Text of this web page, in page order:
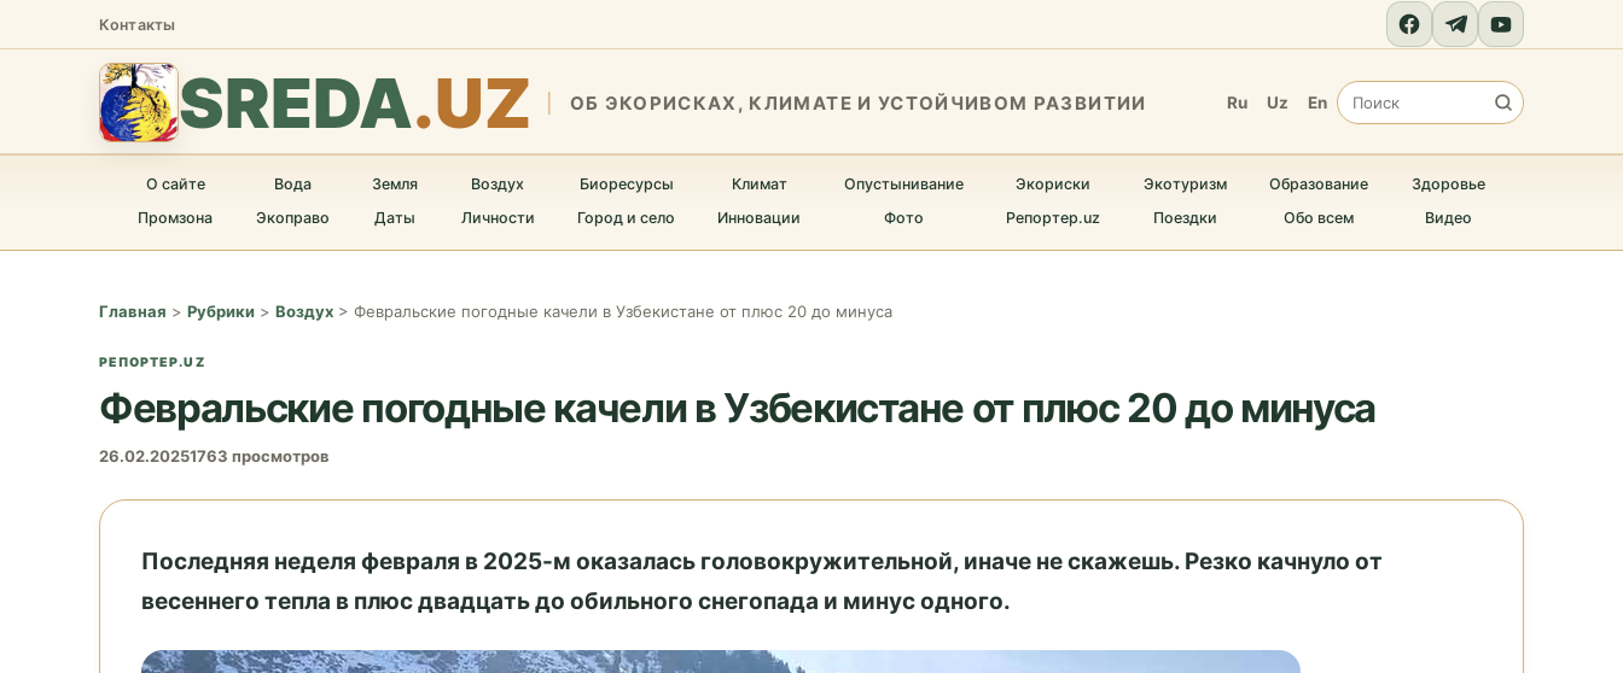
Контакты
SREDA.UZ ОБ ЭКОРИСКАХ, КЛИМАТЕ И УСТОЙЧИВОМ РАЗВИТИИ Ru Uz En
О сайте Вода Земля Воздух Биоресурсы Климат Опустынивание Экориски Экотуризм Образование
Здоровье
Промзона
Экоправо Даты Личности Город и село Инновации Фото Репортер.uz Поездки Обо всем Видео
Главная > Рубрики > Воздух > Февральские погодные качели в Узбекистане от плюс 20 до минуса
РЕПОРТЕР.UZ
Февральские погодные качели в Узбекистане от плюс 20 до минуса
26.02.20251763 просмотров
Последняя неделя февраля в 2025-м оказалась головокружительной, иначе не скажешь. Резко качнуло от
весеннего тепла в плюс двадцать до обильного снегопада и минус одного.